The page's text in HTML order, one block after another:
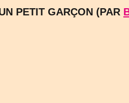
PETIT GARÇON (PAR